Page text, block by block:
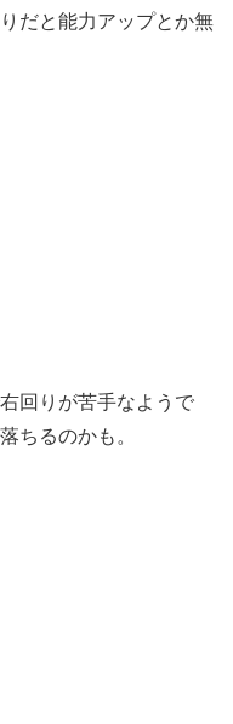
だと能力アップとか無
回りが苦手なようで
ちるのかも。